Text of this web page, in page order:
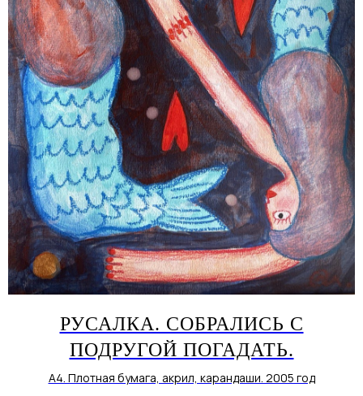
РУСАЛКА. СОБРАЛИСЬ С
ПОДРУГОЙ ПОГАДАТЬ.
А4. Плотная бумага, акрил, карандаши. 2005 год